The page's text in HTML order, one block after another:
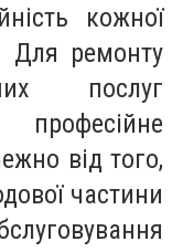
кожної
Для ремонту
послуг
професійне
від того,
частини